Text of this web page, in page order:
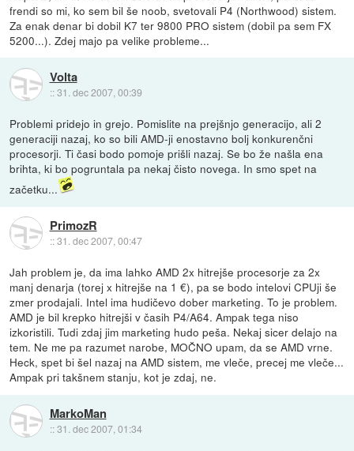
frendi so mi, ko sem bil še noob, svetovali P4 (Northwood) sistem.
Za enak denar bi dobil K7 ter 9800 PRO sistem (dobil pa sem FX
5200...). Zdej majo pa velike probleme...
Volta
::31. dec 2007, 00:39
Problemi pridejo in grejo. Pomislite na prejšnjo generacijo, ali 2
generaciji nazaj, ko so bili AMD-ji enostavno bolj konkurenčni
procesorji. Ti časi bodo pomoje prišli nazaj. Se bo že našla ena
brihta, ki bo pogruntala pa nekaj čisto novega. In smo spet na
začetku...
PrimozR
::31. dec 2007, 00:47
Jah problem je, da ima lahko AMD 2x hitrejše procesorje za 2x
manj denarja (torej x hitrejše na 1 €), pa se bodo intelovi CPUji še
zmer prodajali. Intel ima hudičevo dober marketing. To je problem.
AMD je bil krepko hitrejši v časih P4/A64. Ampak tega niso
izkoristili. Tudi zdaj jim marketing hudo peša. Nekaj sicer delajo na
tem. Ne me pa razumet narobe, MOČNO upam, da se AMD vrne.
Heck, spet bi šel nazaj na AMD sistem, me vleče, precej me vleče...
Ampak pri takšnem stanju, kot je zdaj, ne.
MarkoMan
::31. dec 2007, 01:34